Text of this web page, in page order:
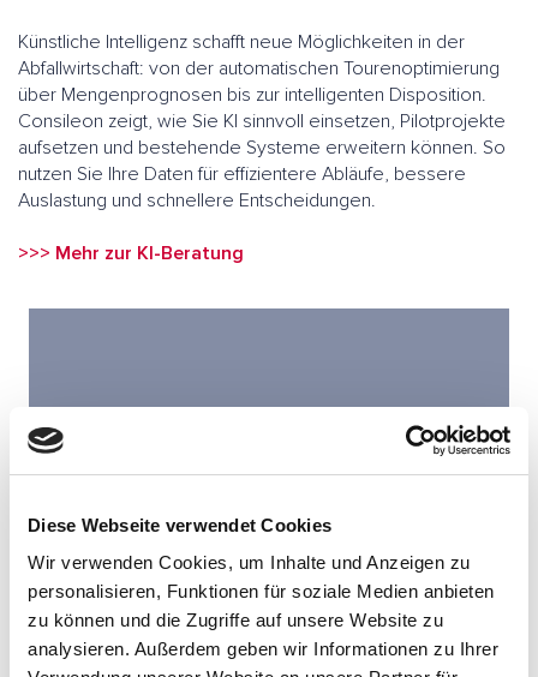
Diese Webseite verwendet Cookies
Wir verwenden Cookies, um Inhalte und Anzeigen zu
personalisieren, Funktionen für soziale Medien anbieten
zu können und die Zugriffe auf unsere Website zu
analysieren. Außerdem geben wir Informationen zu Ihrer
Künstliche Intelligenz schafft neue Möglichkeiten in der
Abfallwirtschaft: von der automatischen Tourenoptimierung
über Mengenprognosen bis zur intelligenten Disposition.
Consileon zeigt, wie Sie KI sinnvoll einsetzen, Pilotprojekte
aufsetzen und bestehende Systeme erweitern können. So
nutzen Sie Ihre Daten für effizientere Abläufe, bessere
Auslastung und schnellere Entscheidungen.
>>> Mehr zur KI-Beratung